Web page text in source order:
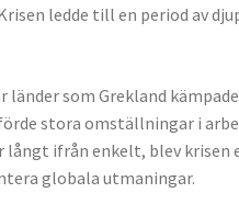
ledde till en period av
som Grekland
stora omställningar i
ifrån enkelt, blev krisen
globala utmaningar.